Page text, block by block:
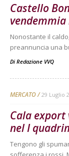
Castello
Nonostante il
preannuncia una
Di Redazione VVQ
MERCATO 29 Luglio
Cala export
nel I
Tengono gli